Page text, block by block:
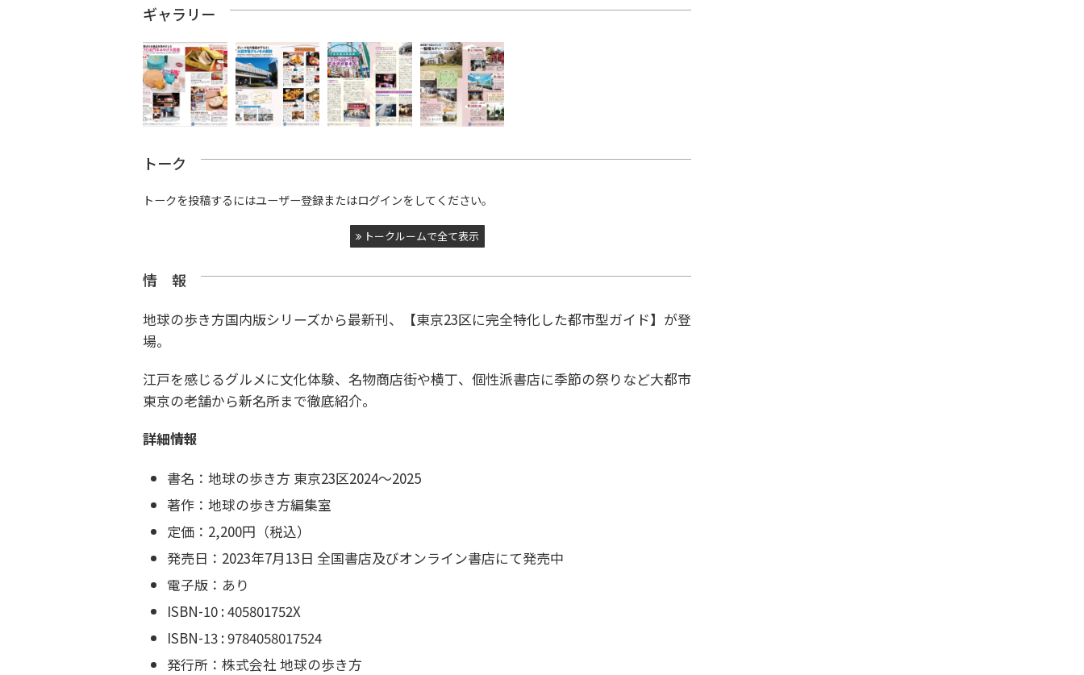
ギャラリー
トーク
トークを投稿するにはユーザー登録またはログインをしてください。
トークルームで全て表示
情 報
地球の歩き方国内版シリーズから最新刊、【東京23区に完全特化した都市型ガイド】が登
場。
江戸を感じるグルメに文化体験、名物商店街や横丁、個性派書店に季節の祭りなど大都市
東京の老舗から新名所まで徹底紹介。
詳細情報
書名：地球の歩き方 東京23区2024～2025
著作：地球の歩き方編集室
定価：2,200円（税込）
発売日：2023年7月13日 全国書店及びオンライン書店にて発売中
電子版：あり
ISBN-10 : 405801752X
ISBN-13 : 9784058017524
発行所：株式会社 地球の歩き方